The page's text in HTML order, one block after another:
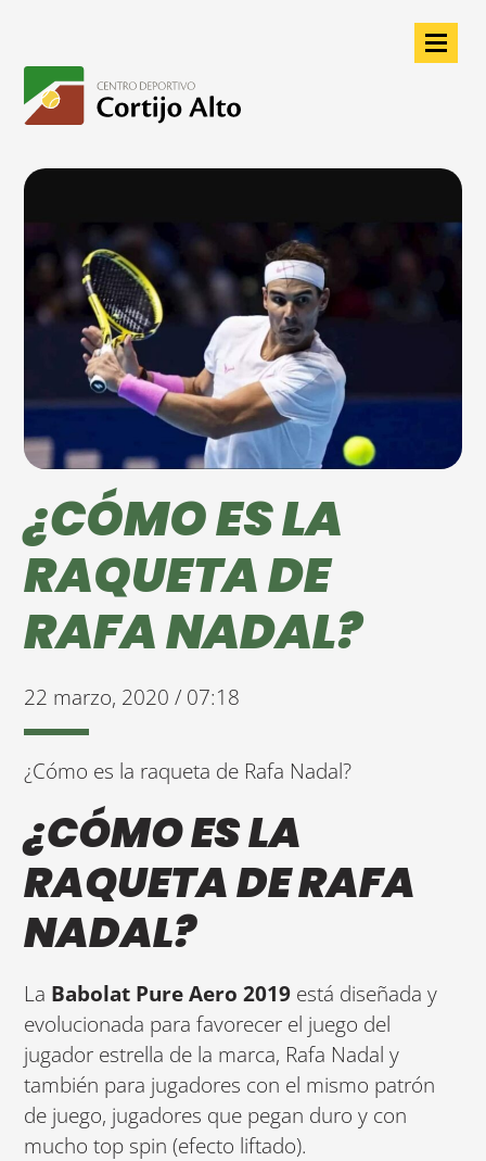
¿CÓMO ES LA
RAQUETA DE
RAFA NADAL?
22 marzo, 2020 / 07:18
¿Cómo es la raqueta de Rafa Nadal?
¿CÓMO ES LA
RAQUETA DE RAFA
NADAL?
La Babolat Pure Aero 2019 está diseñada y
evolucionada para favorecer el juego del
jugador estrella de la marca, Rafa Nadal y
también para jugadores con el mismo patrón
de juego, jugadores que pegan duro y con
mucho top spin (efecto liftado).